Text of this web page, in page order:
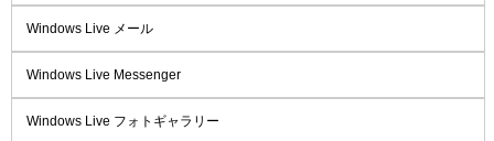
Windows Live メール
Windows Live Messenger
Windows Live フォトギャラリー